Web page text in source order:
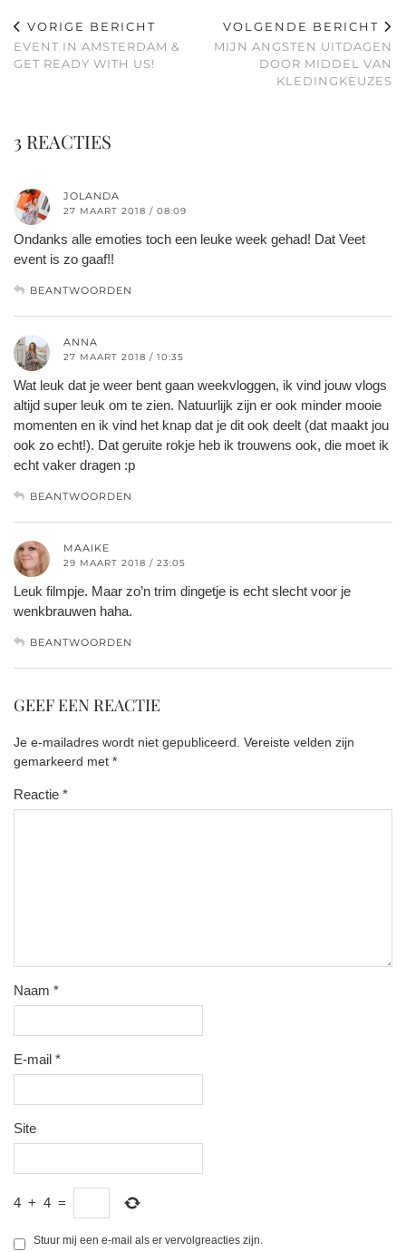
VORIGE BERICHT
EVENT IN AMSTERDAM &
GET READY WITH US!
VOLGENDE BERICHT
MIJN ANGSTEN UITDAGEN
DOOR MIDDEL VAN
KLEDINGKEUZES
3 REACTIES
JOLANDA
27 MAART 2018 / 08:09
Ondanks alle emoties toch een leuke week gehad! Dat Veet
event is zo gaaf!!
BEANTWOORDEN
ANNA
27 MAART 2018 / 10:35
Wat leuk dat je weer bent gaan weekvloggen, ik vind jouw vlogs
altijd super leuk om te zien. Natuurlijk zijn er ook minder mooie
momenten en ik vind het knap dat je dit ook deelt (dat maakt jou
ook zo echt!). Dat geruite rokje heb ik trouwens ook, die moet ik
echt vaker dragen :p
BEANTWOORDEN
MAAIKE
29 MAART 2018 / 23:05
Leuk filmpje. Maar zo’n trim dingetje is echt slecht voor je
wenkbrauwen haha.
BEANTWOORDEN
GEEF EEN REACTIE
Je e-mailadres wordt niet gepubliceerd. Vereiste velden zijn
gemarkeerd met *
Reactie *
Naam *
E-mail *
Site
4 + 4 =
Stuur mij een e-mail als er vervolgreacties zijn.